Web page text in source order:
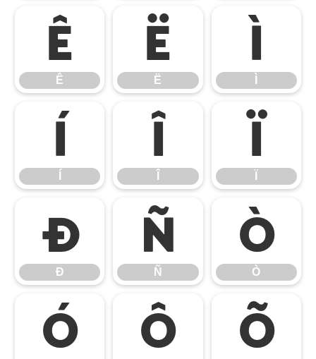
Ê
Ê
Ë
Ë
Ì
Í Î Ï
Ð
Ð
Ñ
Ñ
Ò
Ò
Ó Ô Õ